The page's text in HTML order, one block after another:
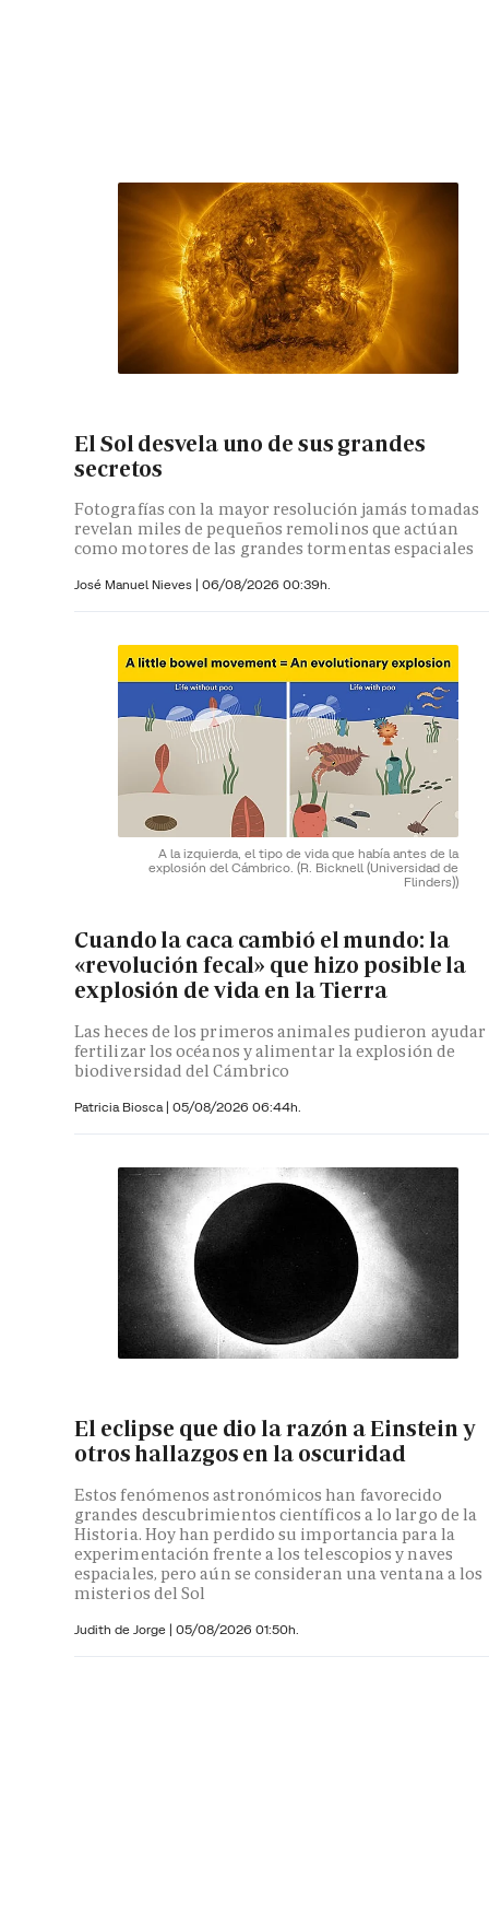
El Sol desvela uno de sus grandes
secretos
Fotografías con la mayor resolución jamás tomadas
revelan miles de pequeños remolinos que actúan
como motores de las grandes tormentas espaciales
José Manuel Nieves | 06/08/2026 00:39h.
A la izquierda, el tipo de vida que había antes de la
explosión del Cámbrico. (R. Bicknell (Universidad de
Flinders))
Cuando la caca cambió el mundo: la
«revolución fecal» que hizo posible la
explosión de vida en la Tierra
Las heces de los primeros animales pudieron ayudar
fertilizar los océanos y alimentar la explosión de
biodiversidad del Cámbrico
Patricia Biosca | 05/08/2026 06:44h.
El eclipse que dio la razón a Einstein y
otros hallazgos en la oscuridad
Estos fenómenos astronómicos han favorecido
grandes descubrimientos científicos a lo largo de la
Historia. Hoy han perdido su importancia para la
experimentación frente a los telescopios y naves
espaciales, pero aún se consideran una ventana a los
misterios del Sol
Judith de Jorge | 05/08/2026 01:50h.